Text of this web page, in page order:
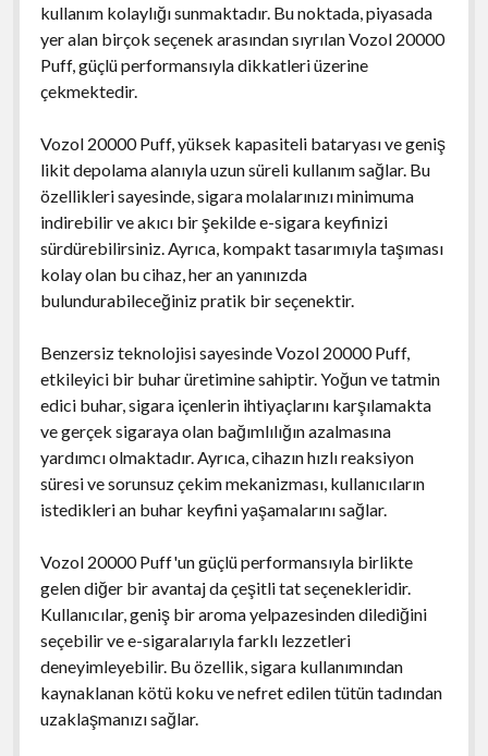
kullanım kolaylığı sunmaktadır. Bu noktada, piyasada
yer alan birçok seçenek arasından sıyrılan Vozol 20000
Puff, güçlü performansıyla dikkatleri üzerine
çekmektedir.
Vozol 20000 Puff, yüksek kapasiteli bataryası ve geniş
likit depolama alanıyla uzun süreli kullanım sağlar. Bu
özellikleri sayesinde, sigara molalarınızı minimuma
indirebilir ve akıcı bir şekilde e-sigara keyfinizi
sürdürebilirsiniz. Ayrıca, kompakt tasarımıyla taşıması
kolay olan bu cihaz, her an yanınızda
bulundurabileceğiniz pratik bir seçenektir.
Benzersiz teknolojisi sayesinde Vozol 20000 Puff,
etkileyici bir buhar üretimine sahiptir. Yoğun ve tatmin
edici buhar, sigara içenlerin ihtiyaçlarını karşılamakta
ve gerçek sigaraya olan bağımlılığın azalmasına
yardımcı olmaktadır. Ayrıca, cihazın hızlı reaksiyon
süresi ve sorunsuz çekim mekanizması, kullanıcıların
istedikleri an buhar keyfini yaşamalarını sağlar.
Vozol 20000 Puff'un güçlü performansıyla birlikte
gelen diğer bir avantaj da çeşitli tat seçenekleridir.
Kullanıcılar, geniş bir aroma yelpazesinden dilediğini
seçebilir ve e-sigaralarıyla farklı lezzetleri
deneyimleyebilir. Bu özellik, sigara kullanımından
kaynaklanan kötü koku ve nefret edilen tütün tadından
uzaklaşmanızı sağlar.